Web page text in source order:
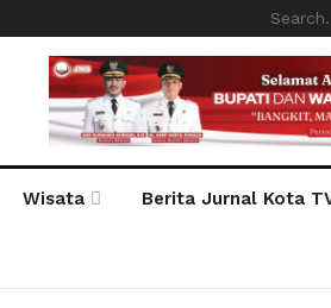
Wisata Berita Jurnal Kota